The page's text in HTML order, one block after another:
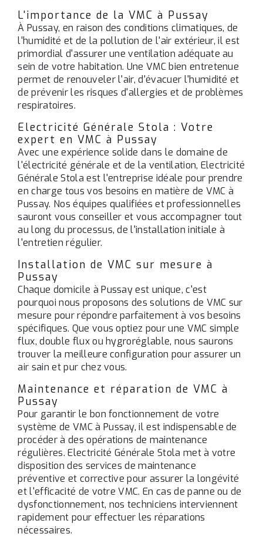
L'importance de la VMC à Pussay
À Pussay, en raison des conditions climatiques, de
l'humidité et de la pollution de l'air extérieur, il est
primordial d'assurer une ventilation adéquate au
sein de votre habitation. Une VMC bien entretenue
permet de renouveler l'air, d'évacuer l'humidité et
de prévenir les risques d'allergies et de problèmes
respiratoires.
Electricité Générale Stola : Votre
expert en VMC à Pussay
Avec une expérience solide dans le domaine de
l'électricité générale et de la ventilation, Electricité
Générale Stola est l'entreprise idéale pour prendre
en charge tous vos besoins en matière de VMC à
Pussay. Nos équipes qualifiées et professionnelles
sauront vous conseiller et vous accompagner tout
au long du processus, de l'installation initiale à
l'entretien régulier.
Installation de VMC sur mesure à
Pussay
Chaque domicile à Pussay est unique, c'est
pourquoi nous proposons des solutions de VMC sur
mesure pour répondre parfaitement à vos besoins
spécifiques. Que vous optiez pour une VMC simple
flux, double flux ou hygroréglable, nous saurons
trouver la meilleure configuration pour assurer un
air sain et pur chez vous.
Maintenance et réparation de VMC à
Pussay
Pour garantir le bon fonctionnement de votre
système de VMC à Pussay, il est indispensable de
procéder à des opérations de maintenance
régulières. Electricité Générale Stola met à votre
disposition des services de maintenance
préventive et corrective pour assurer la longévité
et l'efficacité de votre VMC. En cas de panne ou de
dysfonctionnement, nos techniciens interviennent
rapidement pour effectuer les réparations
nécessaires.